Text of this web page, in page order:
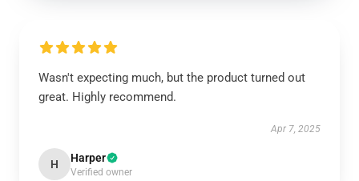
Wasn't expecting much, but the product turned out
great. Highly recommend.
Apr 7, 2025
H Harper
Verified owner